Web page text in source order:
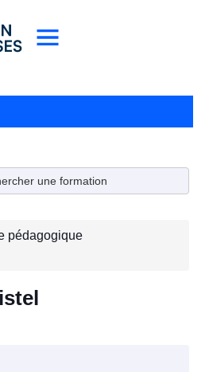
une formation
pédagogique